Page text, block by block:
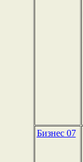
Бизнес 07